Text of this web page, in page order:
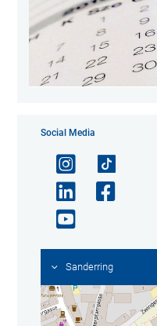
Social Media
Sanderring